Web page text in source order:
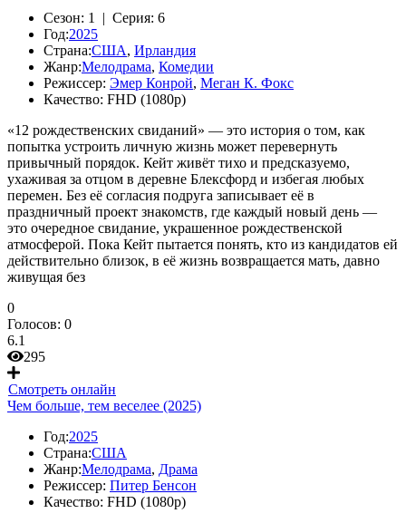
Сезон: 1 | Серия: 6
Год:2025
Страна:США, Ирландия
Жанр:Мелодрама, Комедии
Режиссер: Эмер Конрой, Меган К. Фокс
Качество: FHD (1080p)
«12 рождественских свиданий» — это история о том, как
попытка устроить личную жизнь может перевернуть
привычный порядок. Кейт живёт тихо и предсказуемо,
ухаживая за отцом в деревне Блексфорд и избегая любых
перемен. Без её согласия подруга записывает её в
праздничный проект знакомств, где каждый новый день —
это очередное свидание, украшенное рождественской
атмосферой. Пока Кейт пытается понять, кто из кандидатов ей
действительно близок, в её жизнь возвращается мать, давно
живущая без
0
Голосов: 0
6.1
295
Смотреть онлайн
Чем больше, тем веселее (2025)
Год:2025
Страна:США
Жанр:Мелодрама, Драма
Режиссер: Питер Бенсон
Качество: FHD (1080p)